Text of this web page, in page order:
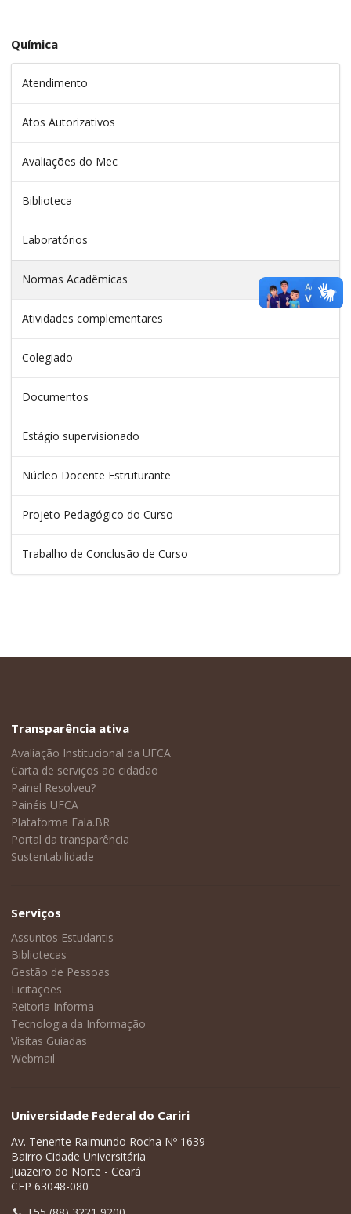
Química
Atendimento
Atos Autorizativos
Avaliações do Mec
Biblioteca
Laboratórios
Normas Acadêmicas
Atividades complementares
Colegiado
Documentos
Estágio supervisionado
Núcleo Docente Estruturante
Projeto Pedagógico do Curso
Trabalho de Conclusão de Curso
Transparência ativa
Avaliação Institucional da UFCA
Carta de serviços ao cidadão
Painel Resolveu?
Painéis UFCA
Plataforma Fala.BR
Portal da transparência
Sustentabilidade
Serviços
Assuntos Estudantis
Bibliotecas
Gestão de Pessoas
Licitações
Reitoria Informa
Tecnologia da Informação
Visitas Guiadas
Webmail
Universidade Federal do Cariri
Av. Tenente Raimundo Rocha Nº 1639
Bairro Cidade Universitária
Juazeiro do Norte - Ceará
CEP 63048-080